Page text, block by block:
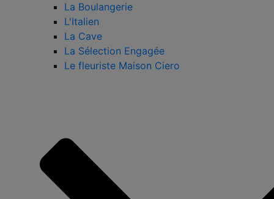
La Boulangerie
L'Italien
La Cave
La Sélection Engagée
Le fleuriste Maison Ciero